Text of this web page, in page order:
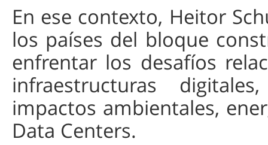
En ese contexto, Heitor
los países del bloque
enfrentar los desafíos
infraestructuras
impactos ambientales,
Data Centers.